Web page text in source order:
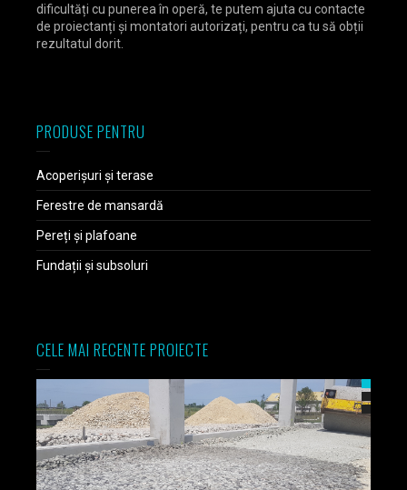
dificultăți cu punerea în operă, te putem ajuta cu contacte
de proiectanți și montatori autorizați, pentru ca tu să obții
rezultatul dorit.
PRODUSE PENTRU
Acoperișuri și terase
Ferestre de mansardă
Pereți și plafoane
Fundații și subsoluri
CELE MAI RECENTE PROIECTE